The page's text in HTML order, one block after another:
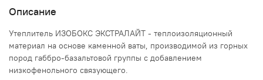
Описание
Утеплитель ИЗОБОКС ЭКСТРАЛАЙТ - теплоизоляционный
материал на основе каменной ваты, производимой из горных
пород габбро-базальтовой группы с добавлением
низкофенольного связующего.